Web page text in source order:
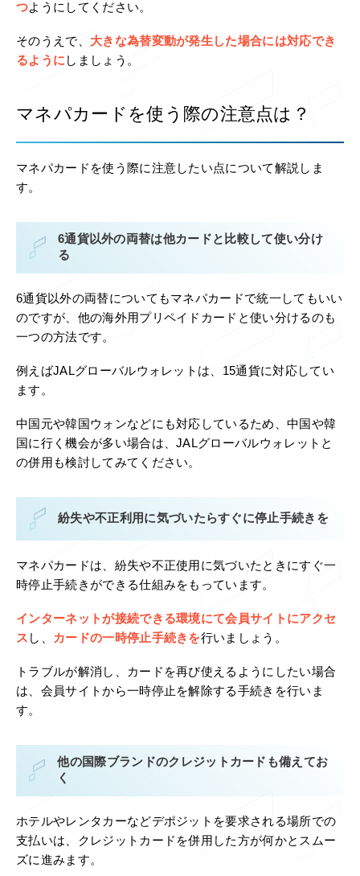
つようにしてください。
そのうえで、 大きな為替変動が発生した場合には対応でき
るようにしましょう。
マネパカードを使う際の注意点は？
マネパカードを使う際に注意したい点について解説しま
す。
6通貨以外の両替は他カードと比較して使い分け
る
6通貨以外の両替についてもマネパカードで統一してもいい
のですが、他の海外用プリペイドカードと使い分けるのも
一つの方法です。
例えばJALグローバルウォレットは、15通貨に対応してい
ます。
中国元や韓国ウォンなどにも対応しているため、中国や韓
国に行く機会が多い場合は、JALグローバルウォレットと
の併用も検討してみてください。
紛失や不正利用に気づいたらすぐに停止手続きを
マネパカードは、紛失や不正使用に気づいたときにすぐ一
時停止手続きができる仕組みをもっています。
インターネットが接続できる環境にて会員サイトにアクセ
ス し、 カードの一時停止手続きを行いましょう。
トラブルが解消し、カードを再び使えるようにしたい場合
は、会員サイトから一時停止を解除する手続きを行いま
す。
他の国際ブランドのクレジットカードも備えてお
く
ホテルやレンタカーなどデポジットを要求される場所での
支払いは、クレジットカードを併用した方が何かとスムー
ズに進みます。